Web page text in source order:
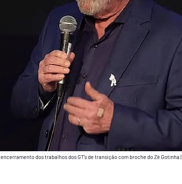
dos trabalhos dos GT’s de transição com broche do Zé Gotinha |